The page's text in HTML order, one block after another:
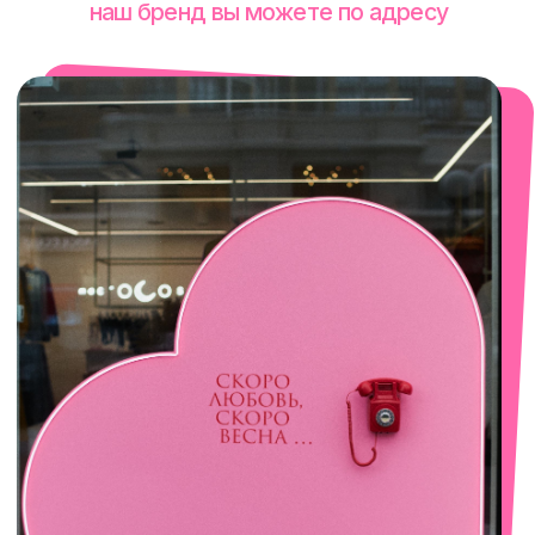
Сочи
Село Эстосадок, ТРЦ Горки Молл,
Горная Карусель, 3
+7 (919) 374-04-04
с 10-00 до 22-00
смотреть в Яндекс. Картах